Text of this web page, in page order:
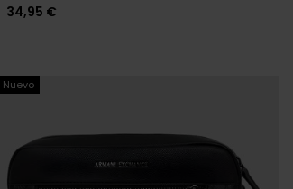
34,95 €
Nuevo